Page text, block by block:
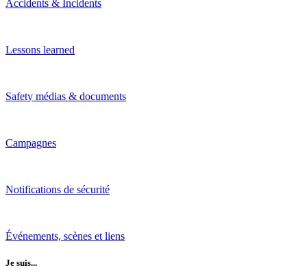
Accidents & Incidents
Lessons learned
Safety médias & documents
Campagnes
Notifications de sécurité
Événements, scènes et liens
Je suis...